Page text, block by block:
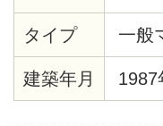
アタ
あり
見
です
タイプ 一般
建築年月